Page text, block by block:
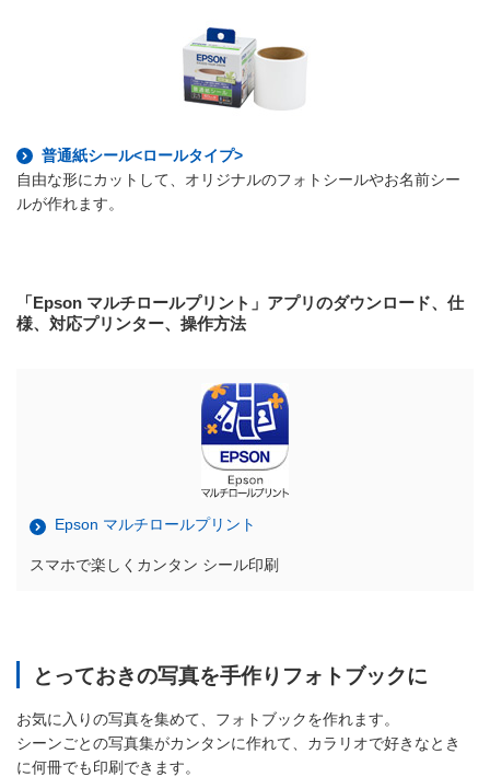
普通紙シール<ロールタイプ>
自由な形にカットして、オリジナルのフォトシールやお名前シー
ルが作れます。
「Epson マルチロールプリント」アプリのダウンロード、仕
様、対応プリンター、操作方法
Epson マルチロールプリント
スマホで楽しくカンタン シール印刷
とっておきの写真を手作りフォトブックに
お気に入りの写真を集めて、フォトブックを作れます。
シーンごとの写真集がカンタンに作れて、カラリオで好きなとき
に何冊でも印刷できます。